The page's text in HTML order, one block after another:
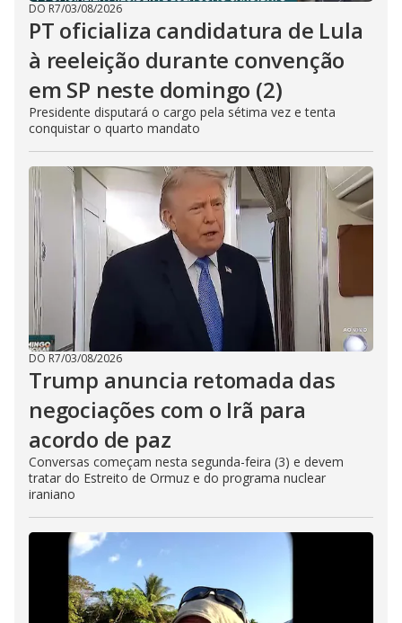
DO R7/03/08/2026
PT oficializa candidatura de Lula
à reeleição durante convenção
em SP neste domingo (2)
Presidente disputará o cargo pela sétima vez e tenta
conquistar o quarto mandato
DO R7/03/08/2026
Trump anuncia retomada das
negociações com o Irã para
acordo de paz
Conversas começam nesta segunda-feira (3) e devem
tratar do Estreito de Ormuz e do programa nuclear
iraniano